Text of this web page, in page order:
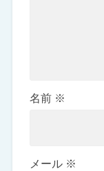
名前 ※
メール ※